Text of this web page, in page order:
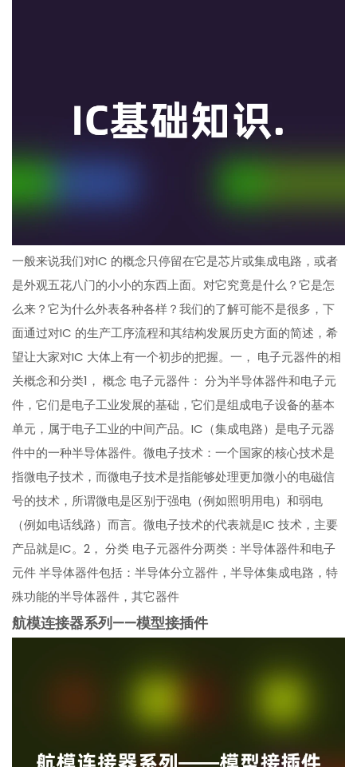
一般来说我们对IC 的概念只停留在它是芯片或集成电路，或者
是外观五花八门的小小的东西上面。对它究竟是什么？它是怎
么来？它为什么外表各种各样？我们的了解可能不是很多，下
面通过对IC 的生产工序流程和其结构发展历史方面的简述，希
望让大家对IC 大体上有一个初步的把握。一， 电子元器件的相
关概念和分类1， 概念 电子元器件： 分为半导体器件和电子元
件，它们是电子工业发展的基础，它们是组成电子设备的基本
单元，属于电子工业的中间产品。IC（集成电路）是电子元器
件中的一种半导体器件。微电子技术：一个国家的核心技术是
指微电子技术，而微电子技术是指能够处理更加微小的电磁信
号的技术，所谓微电是区别于强电（例如照明用电）和弱电
（例如电话线路）而言。微电子技术的代表就是IC 技术，主要
产品就是IC。2， 分类 电子元器件分两类：半导体器件和电子
元件 半导体器件包括：半导体分立器件，半导体集成电路，特
殊功能的半导体器件，其它器件
航模连接器系列——模型接插件